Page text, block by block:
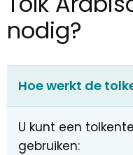
nodig?
Hoe werkt de
U kunt een
gebruiken: